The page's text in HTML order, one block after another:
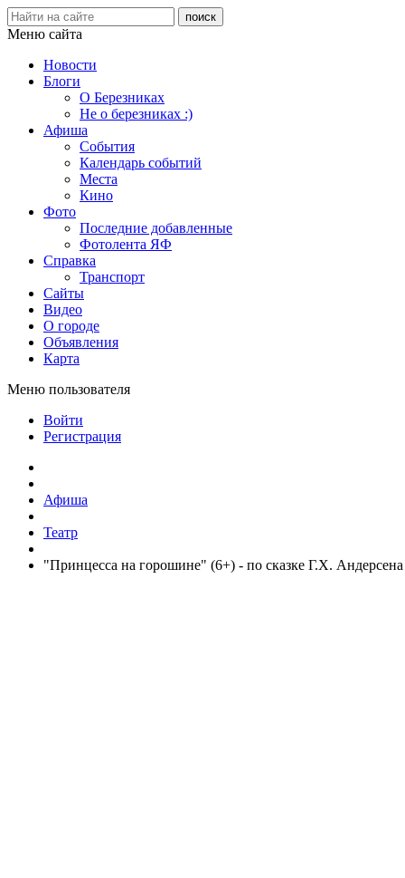
Меню сайта
Новости
Блоги
О Березниках
Не о березниках :)
Афиша
События
Календарь событий
Места
Кино
Фото
Последние добавленные
Фотолента ЯФ
Справка
Транспорт
Сайты
Видео
О городе
Объявления
Карта
Меню пользователя
Войти
Регистрация
Афиша
Театр
"Принцесса на горошине" (6+) - по сказке Г.Х. Андерсена